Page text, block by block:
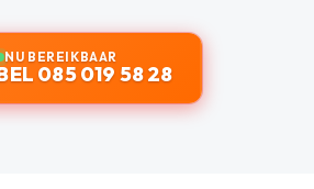
NU BEREIKBAAR
085 019 58 28